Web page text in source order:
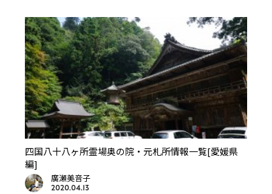
四国八十八ヶ所霊場奥の院・元札所情報一覧[愛媛県
編]
廣瀬美音子
2020.04.13